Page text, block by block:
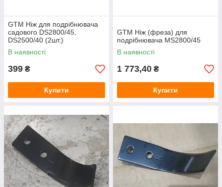
GTM Ніж для подрібнювача
садового DS2800/45,
DS2500/40 (2шт.)
В наявності
399 ₴
Купити
GTM Ніж (фреза) для
подрібнювача MS2800/45
В наявності
1 773,40 ₴
Купити